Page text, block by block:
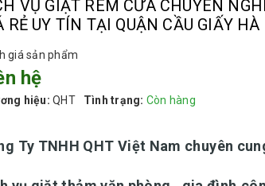
VỤ GIẶT RÈM CỬA CHUYÊN
RẺ UY TÍN TẠI QUẬN CẦU GIẤY HÀ
giá sản phẩm
hệ
hiệu: QHT Tình trạng: Còn hàng
Ty TNHH QHT Việt Nam chuyên